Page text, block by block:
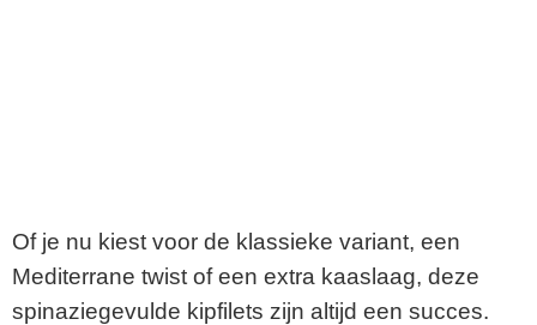
Of je nu kiest voor de klassieke variant, een
Mediterrane twist of een extra kaaslaag, deze
spinaziegevulde kipfilets zijn altijd een succes.